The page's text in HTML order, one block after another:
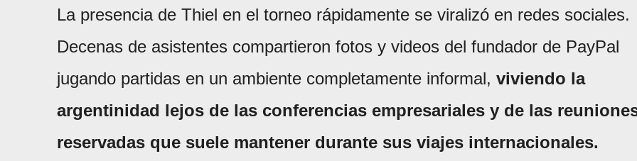
La presencia de Thiel en el torneo rápidamente se viralizó en redes sociales.
Decenas de asistentes compartieron fotos y videos del fundador de PayPal
jugando partidas en un ambiente completamente informal, viviendo la
argentinidad lejos de las conferencias empresariales y de las
reservadas que suele mantener durante sus viajes internacionales.